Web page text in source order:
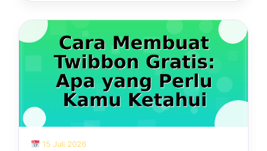
15 Juli 2026